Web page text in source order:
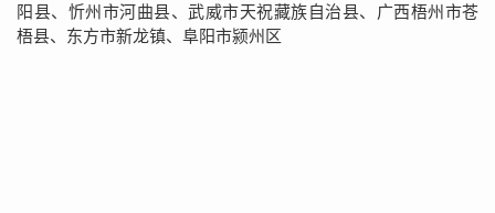
阳县、忻州市河曲县、武威市天祝藏族自治县、广西梧州市苍
梧县、东方市新龙镇、阜阳市颍州区